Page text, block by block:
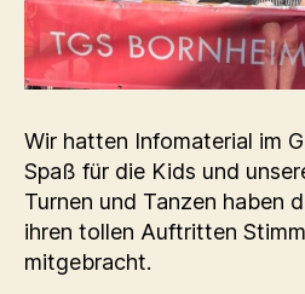
Wir hatten Infomaterial im
Spaß für die Kids und
Turnen und Tanzen haben
ihren tollen Auftritten
mitgebracht.